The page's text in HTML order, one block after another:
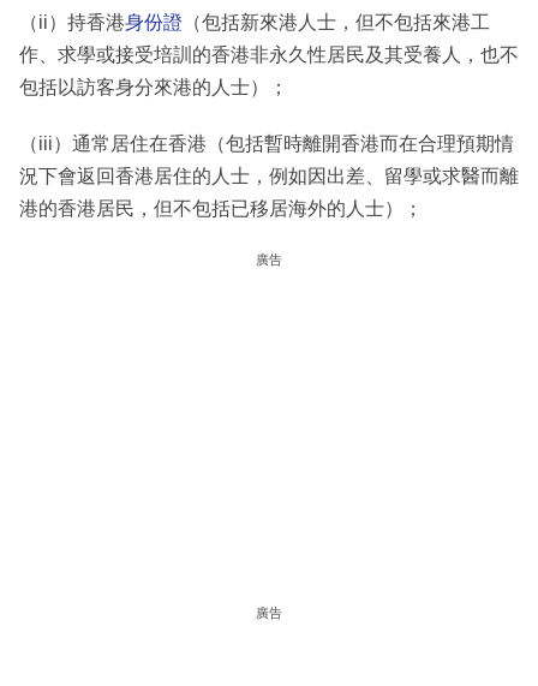
（ii）持香港身份證 （包括新來港人士，但不包括來港工
作、求學或接受培訓的香港非永久性居民及其受養人，也不
包括以訪客身分來港的人士）；
（iii）通常居住在香港（包括暫時離開香港而在合理預期情
況下會返回香港居住的人士，例如因出差、留學或求醫而離
港的香港居民，但不包括已移居海外的人士）；
廣告
廣告